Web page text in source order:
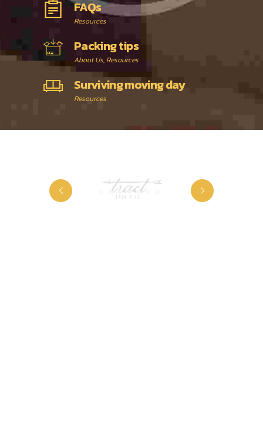
FAQs
Resources
Packing tips
About Us, Resources
Surviving moving day
Resources